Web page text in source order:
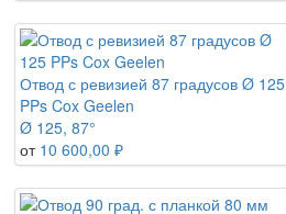
Отвод с ревизией 87 градусов Ø 125
PPs Cox Geelen
Ø 125, 87°
от 10 600,00 ₽